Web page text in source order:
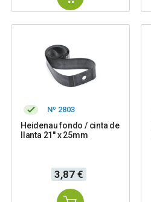
Nº 2803
Heidenau fondo / cinta de
llanta 21'' x 25mm
Precio
3,87 €